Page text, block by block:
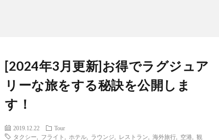
[2024年3月更新]お得でラグジュア
リーな旅をする秘訣を公開しま
す！
2019.12.22
Tour
タクシー
フライト ホテル ラウンジ レストラン 海外旅行 空港
観